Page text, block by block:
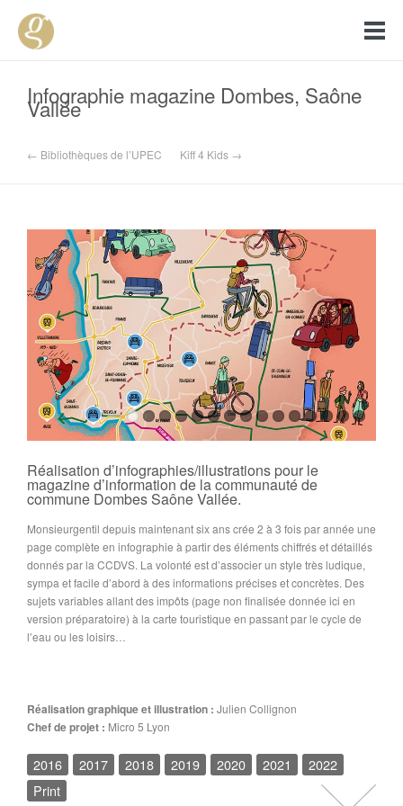
Infographie magazine Dombes, Saône
Vallée
← Bibliothèques de l’UPEC Kiff 4 Kids →
Réalisation d’infographies/illustrations pour le
magazine d’information de la communauté de
commune Dombes Saône Vallée.
Monsieurgentil depuis maintenant six ans crée 2 à 3 fois par année une
page complète en infographie à partir des éléments chiffrés et détaillés
donnés par la CCDVS. La volonté est d’associer un style très ludique,
sympa et facile d’abord à des informations précises et concrètes. Des
sujets variables allant des impôts (page non finalisée donnée ici en
version préparatoire) à la carte touristique en passant par le cycle de
l’eau ou les loisirs…
Réalisation graphique et illustration : Julien Collignon
Chef de projet : Micro 5 Lyon
2016 2017 2018 2019 2020 2021
2022
Print